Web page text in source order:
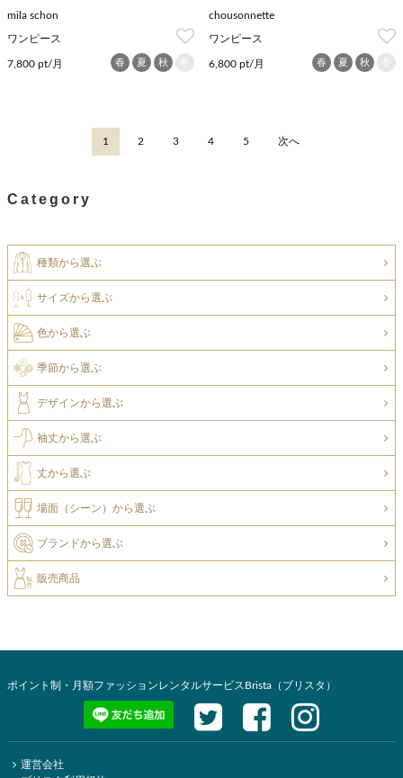
mila schon
ワンピース
7,800 pt/月 春 夏 秋
chousonnette
ワンピース
6,800 pt/月 春 夏 秋
1 2 3 4 5 次へ
Category
種類から選ぶ
サイズから選ぶ
色から選ぶ
季節から選ぶ
デザインから選ぶ
袖丈から選ぶ
丈から選ぶ
場面（シーン）から選ぶ
ブランドから選ぶ
販売商品
ポイント制・月額ファッションレンタルサービスBrista（ブリスタ）
運営会社